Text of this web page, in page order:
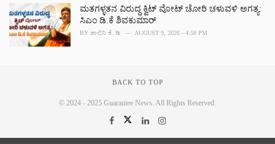
ಮತಗಳ್ಳತನ ವಿರುದ್ಧ ಕ್ವಿಟ್ ವೋಟ್ ಚೋರಿ ಚಳುವಳಿ ಅಗತ್ಯ:
ಸಿಎಂ ಡಿ.ಕೆ ಶಿವಕುಮಾರ್
BY ಶಾಲಿನಿ ಕೆ. ಡಿ AUGUST 9, 2026 - 4:58 PM
BACK TO TOP
© 2024 - 2025 Guarantee News. All Rights Reserved.